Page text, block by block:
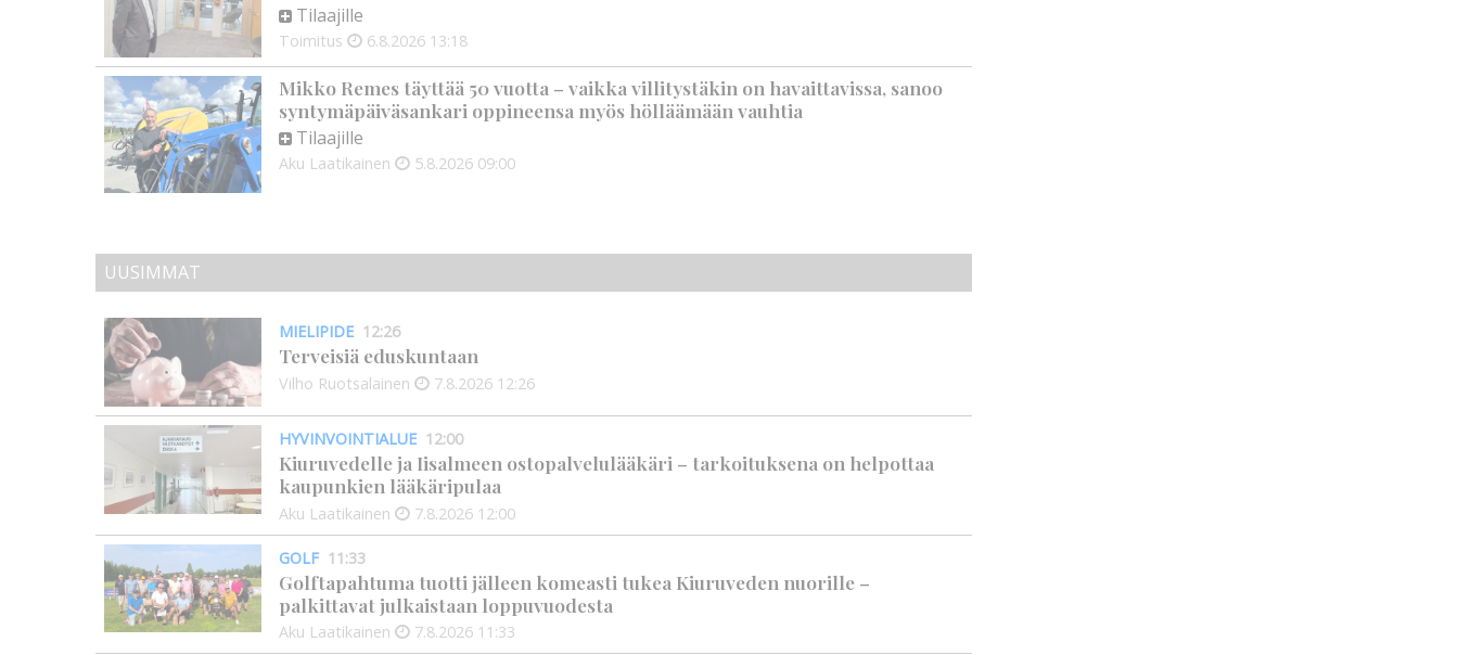
Tilaajille
Toimitus 6.8.2026 13:18
Mikko Remes täyttää 50 vuotta – vaikka villitystäkin on havaittavissa, sanoo
syntymäpäiväsankari oppineensa myös hölläämään vauhtia
Tilaajille
Aku Laatikainen 5.8.2026 09:00
UUSIMMAT
MIELIPIDE 12:26
Terveisiä eduskuntaan
Vilho Ruotsalainen 7.8.2026 12:26
HYVINVOINTIALUE 12:00
Kiuruvedelle ja Iisalmeen ostopalvelulääkäri – tarkoituksena on helpottaa
kaupunkien lääkäripulaa
Aku Laatikainen 7.8.2026 12:00
GOLF 11:33
Golftapahtuma tuotti jälleen komeasti tukea Kiuruveden nuorille –
palkittavat julkaistaan loppuvuodesta
Aku Laatikainen 7.8.2026 11:33